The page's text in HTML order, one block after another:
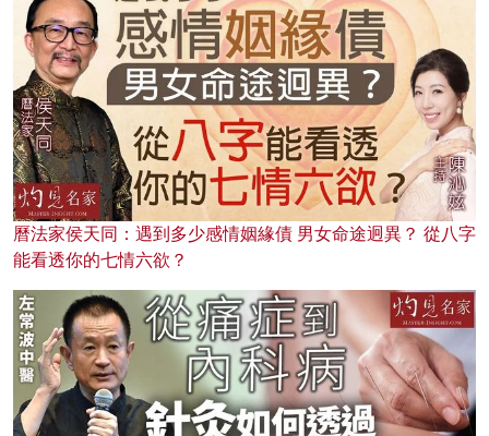
曆法家侯天同：遇到多少感情姻緣債 男女命途迥異？ 從八字
能看透你的七情六欲？